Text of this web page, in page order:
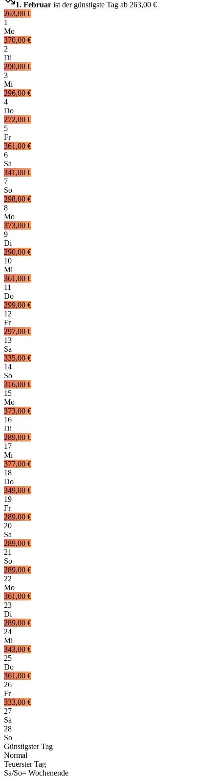
1. Februar ist der günstigste Tag ab 263,00 €
263,00 €
1
Mo
370,00 €
2
Di
290,00 €
3
Mi
296,00 €
4
Do
272,00 €
5
Fr
361,00 €
6
Sa
341,00 €
7
So
298,00 €
8
Mo
373,00 €
9
Di
290,00 €
10
Mi
361,00 €
11
Do
299,00 €
12
Fr
297,00 €
13
Sa
335,00 €
14
So
316,00 €
15
Mo
373,00 €
16
Di
289,00 €
17
Mi
377,00 €
18
Do
349,00 €
19
Fr
289,00 €
20
Sa
289,00 €
21
So
289,00 €
22
Mo
361,00 €
23
Di
289,00 €
24
Mi
343,00 €
25
Do
361,00 €
26
Fr
333,00 €
27
Sa
28
So
Günstigster Tag
Normal
Teuerster Tag
Sa/So= Wochenende